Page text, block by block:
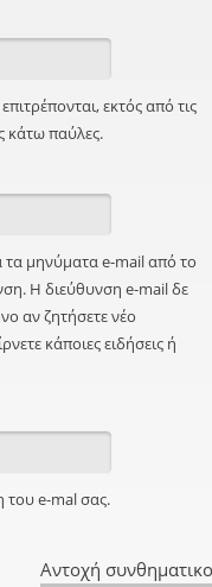
εκτός από τις
κάτω παύλες.
τα μηνύματα e-mail από το
Η διεύθυνση e-mail δε
αν ζητήσετε νέο
κάποιες ειδήσεις ή
του e-mal σας.
Αντοχή